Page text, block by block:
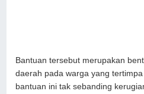
Bantuan tersebut merupakan
daerah pada warga yang
bantuan ini tak sebanding